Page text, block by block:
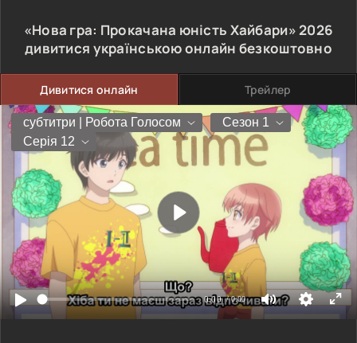
«Нова гра: Прокачана юність Хайбари»2026
дивитися українською онлайн безкоштовно
Дивитися онлайн Трейлер